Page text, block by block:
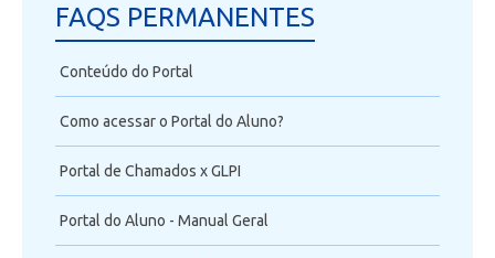
FAQS PERMANENTES
Conteúdo do Portal
Como acessar o Portal do Aluno?
Portal de Chamados x GLPI
Portal do Aluno - Manual Geral